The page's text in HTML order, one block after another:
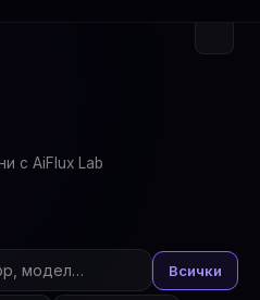
с AiFlux Lab
Всички